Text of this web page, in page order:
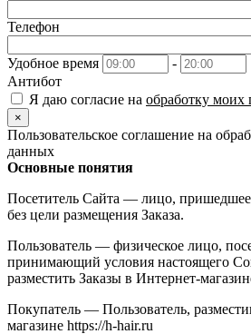
Телефон
Удобное время
-
Антибот
Я даю согласие на обработку моих
×
Пользовательское соглашение на
данных
Основные понятия
Посетитель Сайта — лицо, пришедшее
без цели размещения Заказа.
Пользователь — физическое лицо,
принимающий условия настоящего
разместить Заказы в Интернет-
Покупатель — Пользователь,
магазине https://h-hair.ru